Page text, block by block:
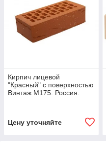
Кирпич лицевой
"Красный" с поверхностью
Винтаж М175. Россия.
Цену уточняйте